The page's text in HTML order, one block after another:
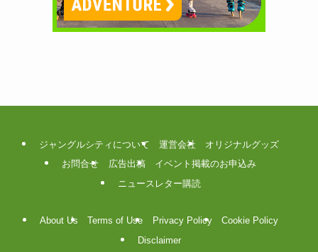
ジャングルシティについて 運営会社
オリジナルグッズ
お問合せ
広告出稿
イベント掲載のお申込み
ニュースレター購読
About Us Terms of Use Privacy Policy
Cookie Policy
Disclaimer